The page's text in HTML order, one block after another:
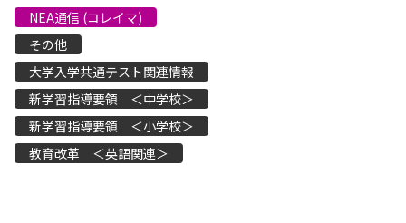
NEA通信 (コレイマ)
その他
大学入学共通テスト関連情報
新学習指導要領 ＜中学校＞
新学習指導要領 ＜小学校＞
教育改革 ＜英語関連＞